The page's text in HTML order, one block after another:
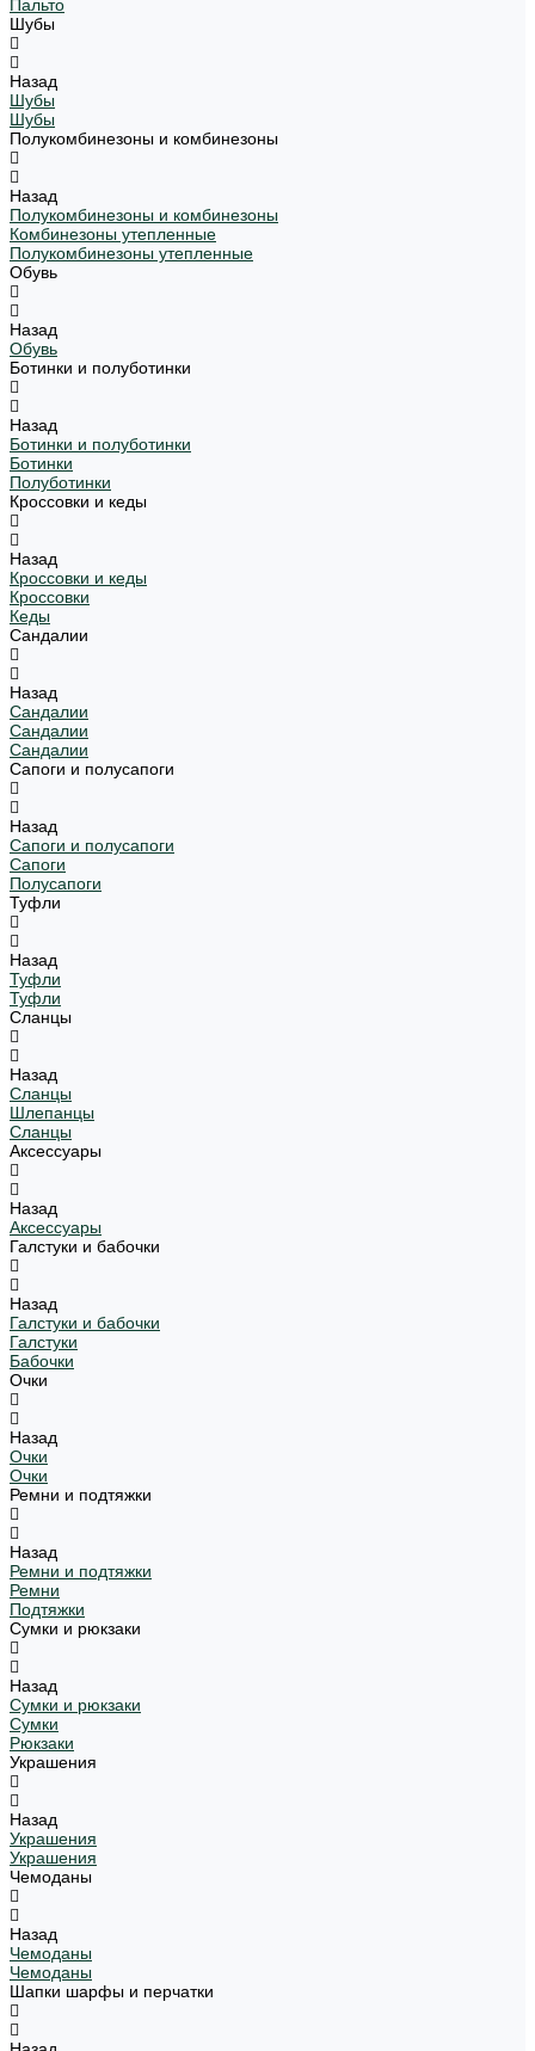
Пальто
Шубы
Назад
Шубы
Шубы
Полукомбинезоны и комбинезоны
Назад
Полукомбинезоны и комбинезоны
Комбинезоны утепленные
Полукомбинезоны утепленные
Обувь
Назад
Обувь
Ботинки и полуботинки
Назад
Ботинки и полуботинки
Ботинки
Полуботинки
Кроссовки и кеды
Назад
Кроссовки и кеды
Кроссовки
Кеды
Сандалии
Назад
Сандалии
Сандалии
Сандалии
Сапоги и полусапоги
Назад
Сапоги и полусапоги
Сапоги
Полусапоги
Туфли
Назад
Туфли
Туфли
Сланцы
Назад
Сланцы
Шлепанцы
Сланцы
Аксессуары
Назад
Аксессуары
Галстуки и бабочки
Назад
Галстуки и бабочки
Галстуки
Бабочки
Очки
Назад
Очки
Очки
Ремни и подтяжки
Назад
Ремни и подтяжки
Ремни
Подтяжки
Сумки и рюкзаки
Назад
Сумки и рюкзаки
Сумки
Рюкзаки
Украшения
Назад
Украшения
Украшения
Чемоданы
Назад
Чемоданы
Чемоданы
Шапки шарфы и перчатки